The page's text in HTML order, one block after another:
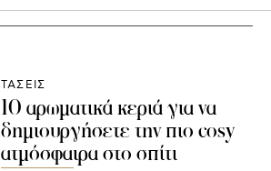
ΤΑΣΕΙΣ
10 αρωματικά κεριά για να
δημιουργήσετε την πιο cosy
ατμόσφαιρα στο σπίτι